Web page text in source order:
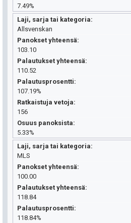
7.49%
Laji, sarja tai kategoria
Allsvenskan
Panokset yhteensä
103.10
Palautukset yhteensä
110.52
Palautusprosentti
107.19%
Ratkaistuja vetoja
156
Osuus panoksista
5.33%
Laji, sarja tai kategoria
MLS
Panokset yhteensä
100.00
Palautukset yhteensä
118.84
Palautusprosentti
118.84%